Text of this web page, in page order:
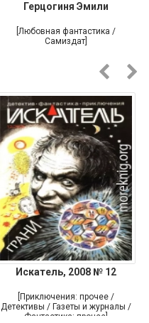
Герцогиня Эмили
[Любовная фантастика /
Самиздат]
Искатель, 2008 № 12
[Приключения: прочее /
Детективы / Газеты и журналы /
Фантастика: прочее]